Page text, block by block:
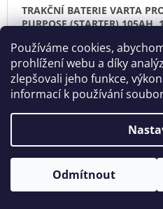
Používáme cookies,
prohlížení webu a díky
zlepšovali jeho funkce,
informací k používání
Odmítnout
TRAKČNÍ BATERIE VARTA
PURPOSE (STARTER) 105AH,
2 990 Kč
Skladem